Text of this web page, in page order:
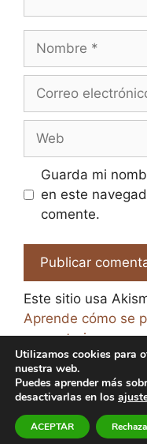
electrónico
Guarda mi
en este
comente.
Este sitio usa
Aprende cómo se
comentarios.
© 2026 El Paraíso de
de
Utilizamos cookies para
nuestra web.
Puedes aprender más
desactivarlas en los
ACEPTAR